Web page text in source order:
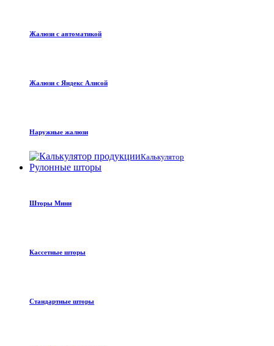
Жалюзи с автоматикой
Жалюзи с Яндекс Алисой
Наружные жалюзи
Калькулятор
Рулонные шторы
Шторы Мини
Кассетные шторы
Стандартные шторы